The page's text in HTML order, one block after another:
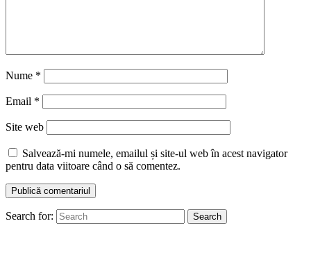
Nume *
Email *
Site web
Salvează-mi numele, emailul și site-ul web în acest navigator
pentru data viitoare când o să comentez.
Search for: Search